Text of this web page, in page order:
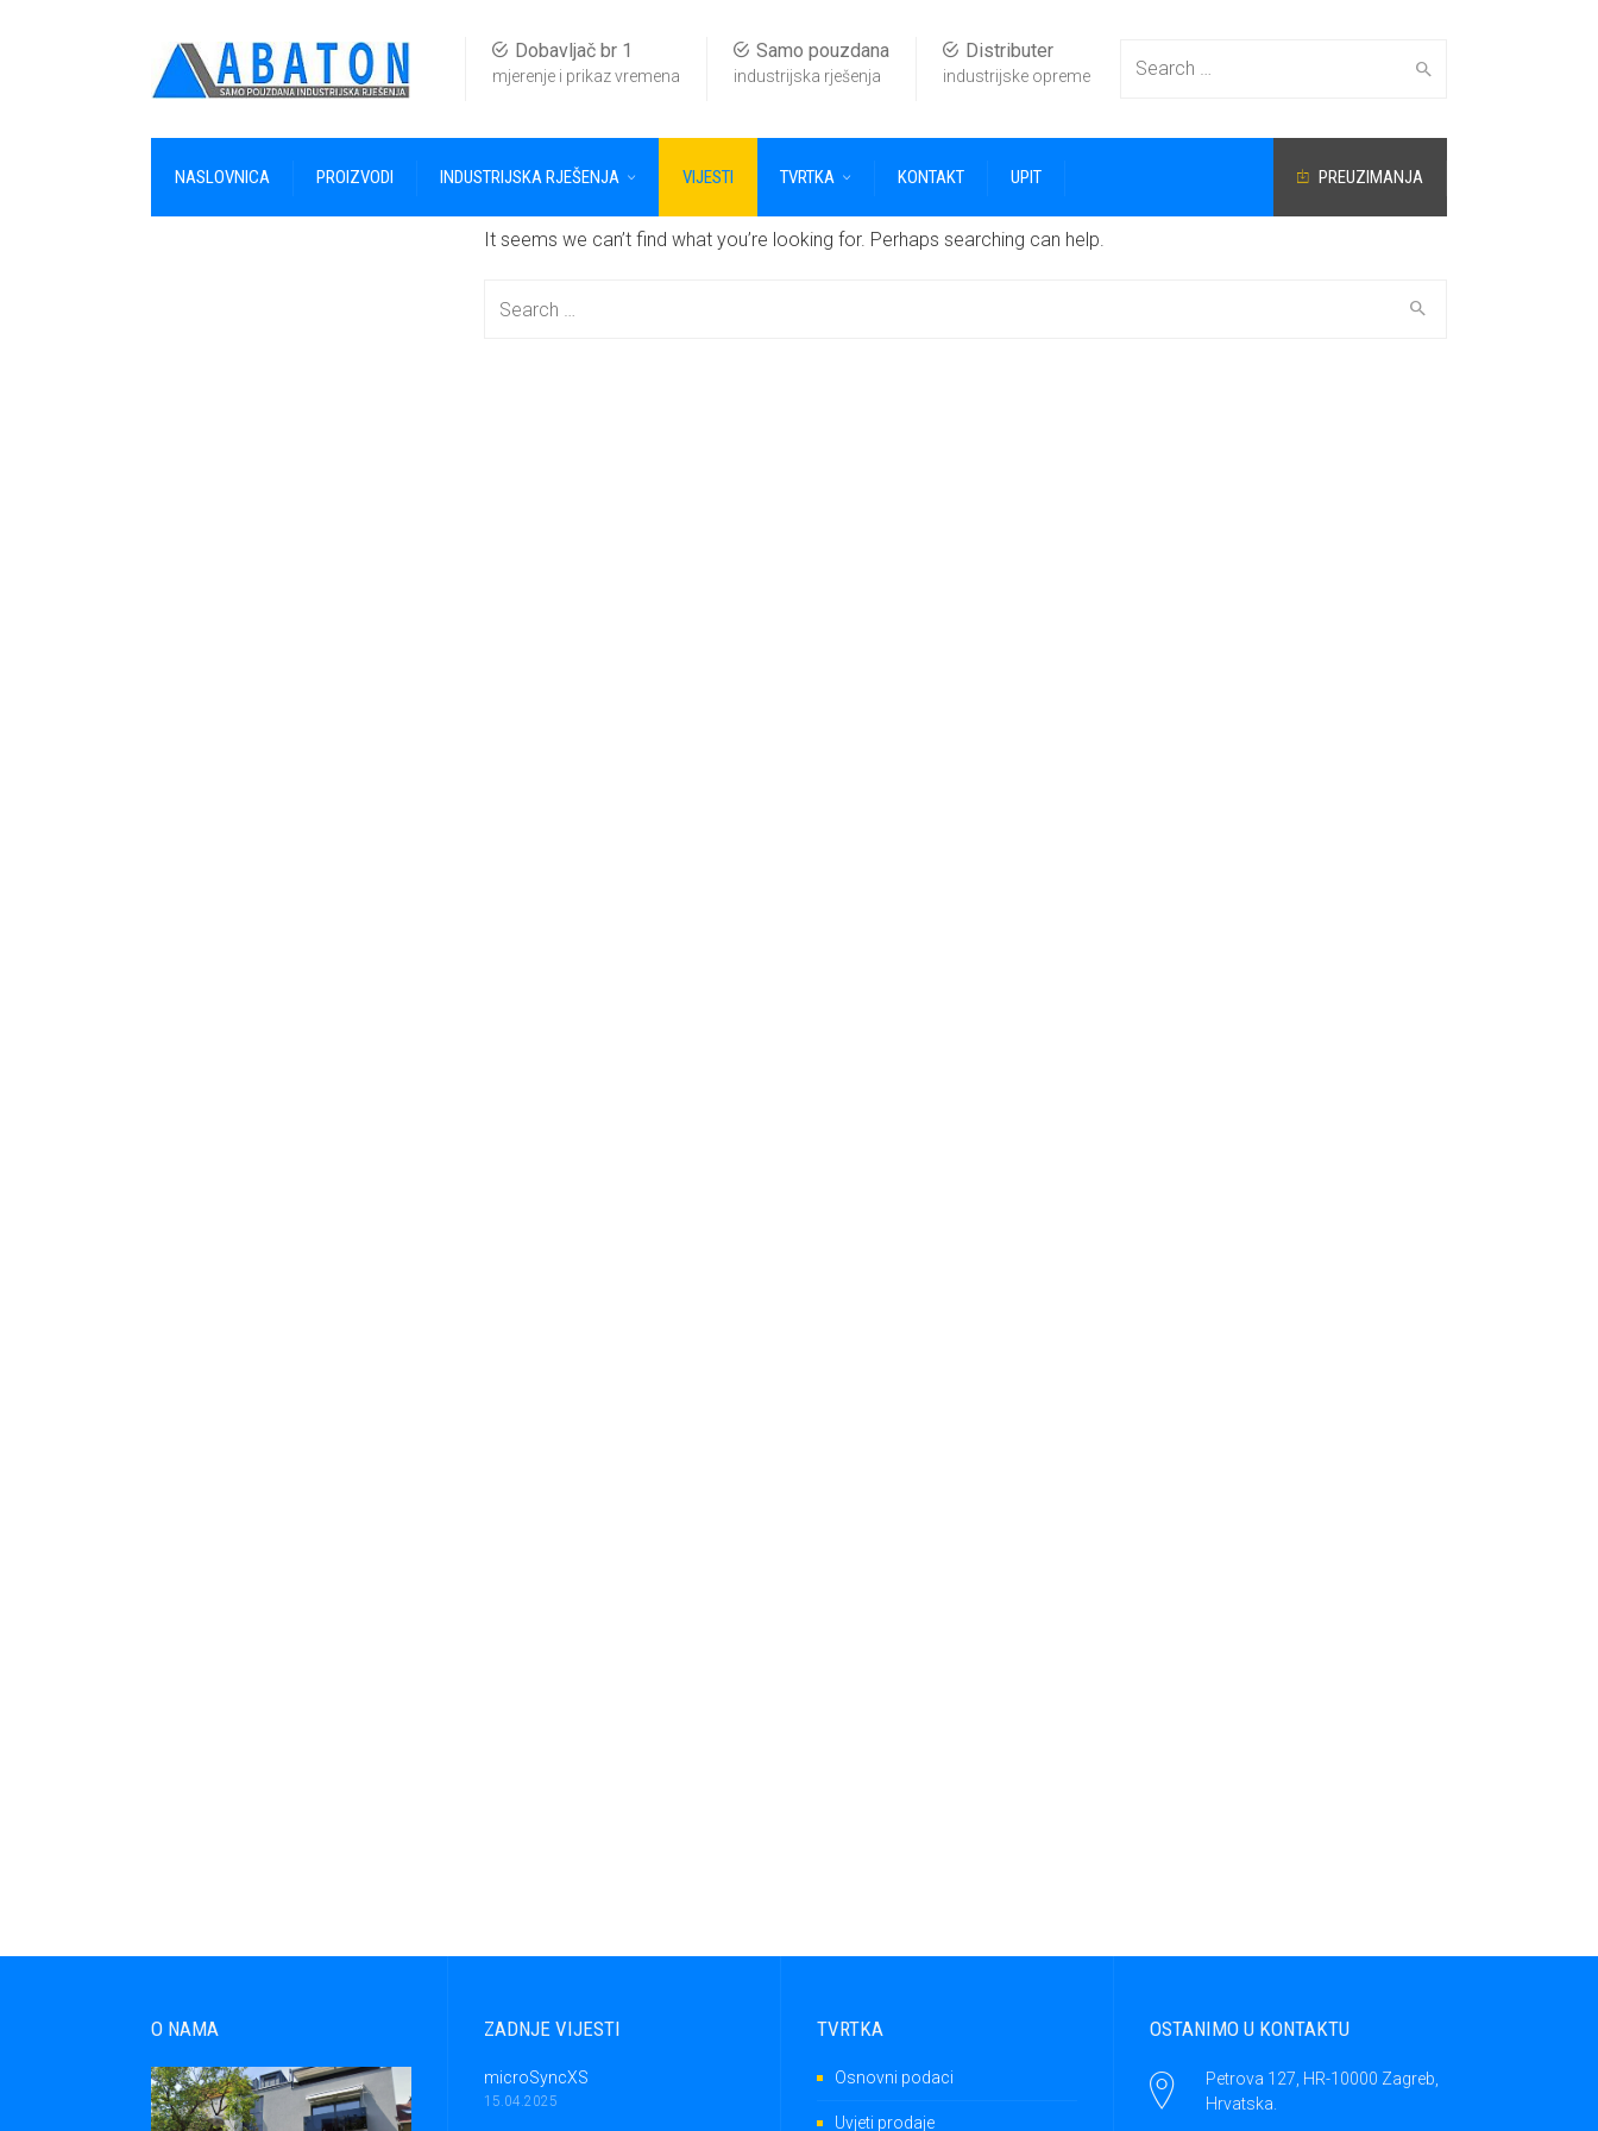
Search
Distributer
industrijske opreme
Samo pouzdana
industrijska rješenja
Dobavljač br 1
mjerenje i prikaz vremena
NASLOVNICA PROIZVODI INDUSTRIJSKA RJEŠENJA VIJESTI TVRTKA KONTAKT PREUZIMANJA
UPIT
It seems we can’t find what you’re looking for. Perhaps searching can help.
for:
O NAMA ZADNJE VIJESTI
microSyncXS
15.04.2025
TVRTKA
Osnovni podaci
Uvjeti prodaje
OSTANIMO U KONTAKTU
Petrova 127, HR-10000 Zagreb,
Hrvatska.